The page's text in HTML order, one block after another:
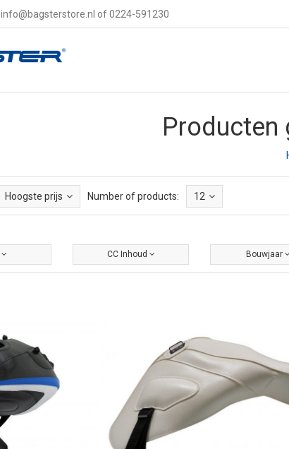
info@bagsterstore.nl of 0224-591230
Producten
Hoogste prijs Number of products: 12
CC Inhoud Bouwjaar